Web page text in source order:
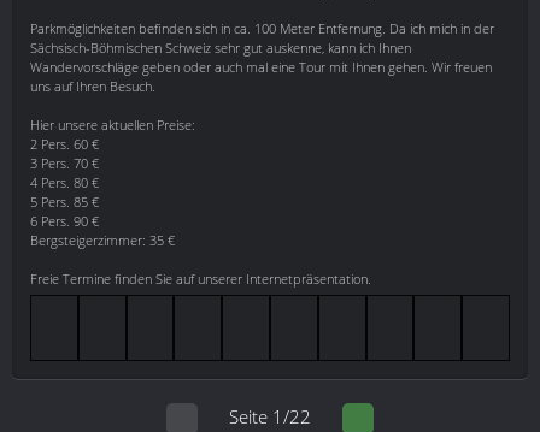
Parkmöglichkeiten befinden sich in ca. 100 Meter Entfernung. Da ich mich in der
Sächsisch-Böhmischen Schweiz sehr gut auskenne, kann ich Ihnen
Wandervorschläge geben oder auch mal eine Tour mit Ihnen gehen. Wir freuen
uns auf Ihren Besuch.
Hier unsere aktuellen Preise:
2 Pers. 60 €
3 Pers. 70 €
4 Pers. 80 €
5 Pers. 85 €
6 Pers. 90 €
Bergsteigerzimmer: 35 €
Freie Termine finden Sie auf unserer Internetpräsentation.
Seite 1/22